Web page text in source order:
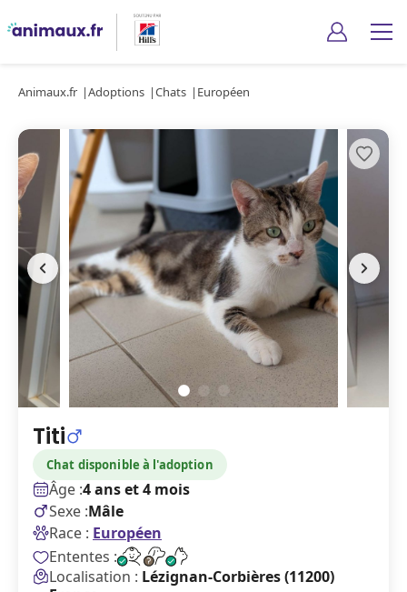
Animaux.fr Adoptions Chats Européen
Titi
Chat disponible à l'adoption
Âge :4 ans et 4 mois
Sexe :Mâle
Race : Européen
Ententes :
Localisation : Lézignan-Corbières (11200)